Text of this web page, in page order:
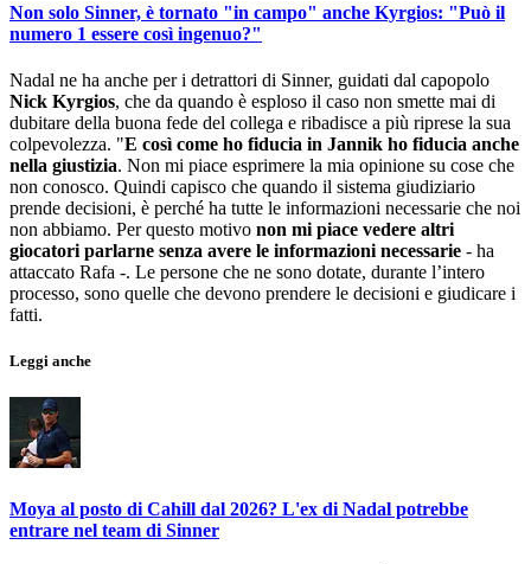
Non solo Sinner, è tornato "in campo" anche Kyrgios: "Può il
numero 1 essere così ingenuo?"
Nadal ne ha anche per i detrattori di Sinner, guidati dal capopolo
Nick Kyrgios, che da quando è esploso il caso non smette mai di
dubitare della buona fede del collega e ribadisce a più riprese la sua
colpevolezza. "E così come ho fiducia in Jannik ho fiducia anche
nella giustizia. Non mi piace esprimere la mia opinione su cose che
non conosco. Quindi capisco che quando il sistema giudiziario
prende decisioni, è perché ha tutte le informazioni necessarie che noi
non abbiamo. Per questo motivo non mi piace vedere altri
giocatori parlarne senza avere le informazioni necessarie - ha
attaccato Rafa -. Le persone che ne sono dotate, durante l’intero
processo, sono quelle che devono prendere le decisioni e giudicare i
fatti.
Leggi anche
Moya al posto di Cahill dal 2026? L'ex di Nadal potrebbe
entrare nel team di Sinner